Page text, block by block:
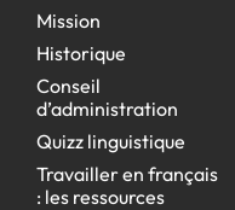
Mission
Historique
Conseil
d’administration
Quizz linguistique
Travailler en français
: les ressources